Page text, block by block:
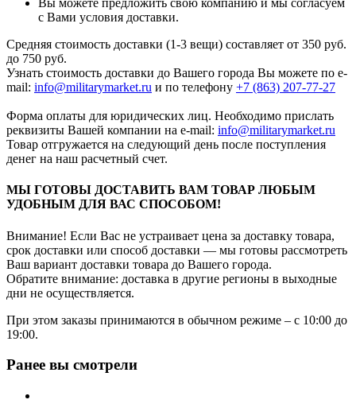
Вы можете предложить свою компанию и мы согласуем
с Вами условия доставки.
Средняя стоимость доставки (1-3 вещи) составляет от 350 руб.
до 750 руб.
Узнать стоимость доставки до Вашего города Вы можете по e-
mail: info@militarymarket.ru и по телефону +7 (863) 207-77-27
Форма оплаты для юридических лиц. Необходимо прислать
реквизиты Вашей компании на е-mail: info@militarymarket.ru
Товар отгружается на следующий день после поступления
денег на наш расчетный счет.
МЫ ГОТОВЫ ДОСТАВИТЬ ВАМ ТОВАР ЛЮБЫМ
УДОБНЫМ ДЛЯ ВАС СПОСОБОМ!
Внимание! Если Вас не устраивает цена за доставку товара,
срок доставки или способ доставки — мы готовы рассмотреть
Ваш вариант доставки товара до Вашего города.
Обратите внимание: доставка в другие регионы в выходные
дни не осуществляется.
При этом заказы принимаются в обычном режиме – с 10:00 до
19:00.
Ранее вы смотрели